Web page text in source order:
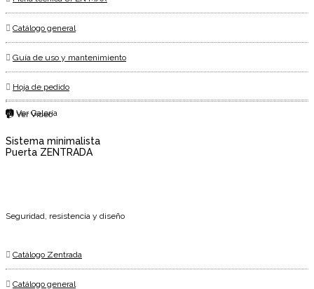
Catálogo general
Guía de uso y mantenimiento
Hoja de pedido
📹 Ver Vídeo
📷 Ver Galería
Sistema minimalista
Puerta ZENTRADA
Seguridad, resistencia y diseño
Catálogo Zentrada
Catálogo general